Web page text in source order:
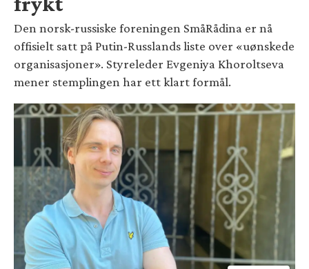
Den norsk-russiske foreningen SmåRådina er nå
offisielt satt på Putin-Russlands liste over «uønskede
organisasjoner». Styreleder Evgeniya Khoroltseva
mener stemplingen har ett klart formål.